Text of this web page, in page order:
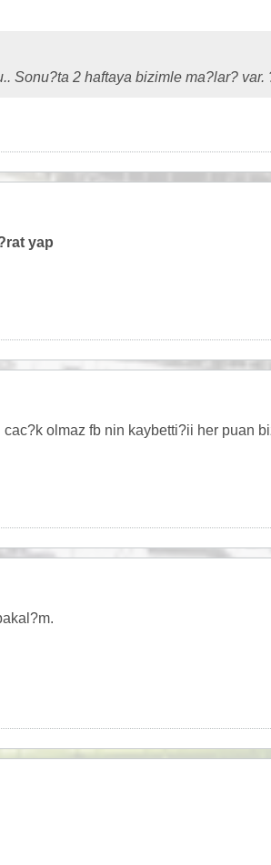
Sonu?ta 2 haftaya bizimle ma?lar?
yap
olmaz fb nin kaybetti?ii her puan